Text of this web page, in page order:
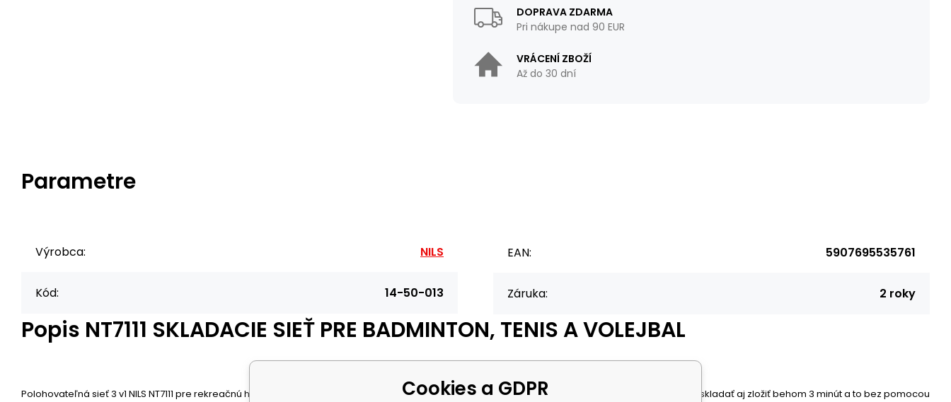
DOPRAVA ZDARMA
Pri nákupe nad 90 EUR
VRÁCENÍ ZBOŽÍ
Až do 30 dní
Parametre
Výrobca: NILS
Kód: 14-50-013
EAN: 5907695535761
Záruka: 2 roky
Popis NT7111 SKLADACIE SIEŤ PRE BADMINTON, TENIS A VOLEJBAL
Polohovateľná sieť 3 v1 NILS NT7111 pre rekreačnú hru ako vonku tak v uzavretom priestore, jedinou podmienkou hry je rovný povrch. Sieť je možné poskladať aj zložiť behom 3 minút a to bez pomocou
Cookies a GDPR